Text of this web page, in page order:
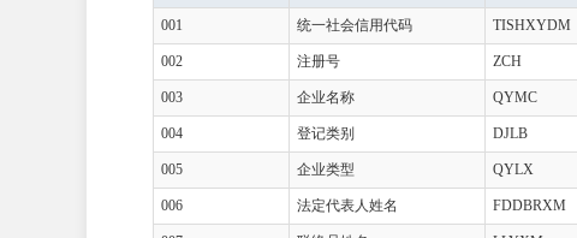
001 统一社会信用代码 TISHXYDM
002 注册号 ZCH
003 企业名称 QYMC
004 登记类别 DJLB
005 企业类型 QYLX
006 法定代表人姓名 FDDBRXM